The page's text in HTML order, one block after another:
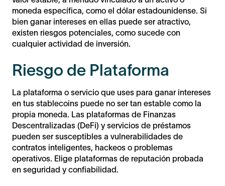
moneda específica, como el dólar estadounidense. Si
bien ganar intereses en ellas puede ser atractivo,
existen riesgos potenciales, como sucede con
cualquier actividad de inversión.
Riesgo de Plataforma
La plataforma o servicio que uses para ganar intereses
en tus stablecoins puede no ser tan estable como la
propia moneda. Las plataformas de Finanzas
Descentralizadas (DeFi) y servicios de préstamos
pueden ser susceptibles a vulnerabilidades de
contratos inteligentes, hackeos o problemas
operativos. Elige plataformas de reputación probada
en seguridad y confiabilidad.